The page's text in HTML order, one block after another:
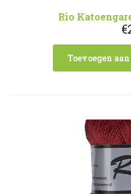
Rio
€
Toevoegen